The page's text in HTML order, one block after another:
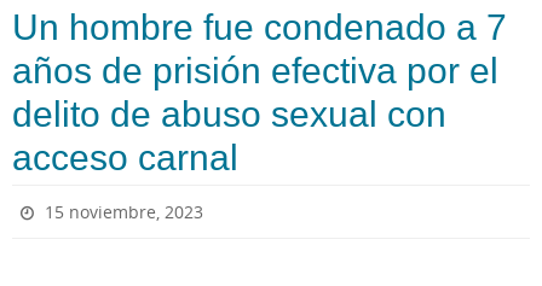
Un hombre fue condenado a 7
años de prisión efectiva por el
delito de abuso sexual con
acceso carnal
15 noviembre, 2023